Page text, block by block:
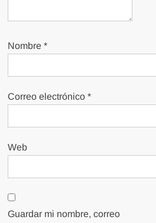
Nombre*
Correo electrónico*
Web
Guardar mi nombre, correo